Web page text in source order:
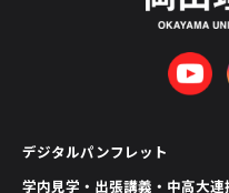
デジタルパンフレット
学内見学・出張講義・中高大連